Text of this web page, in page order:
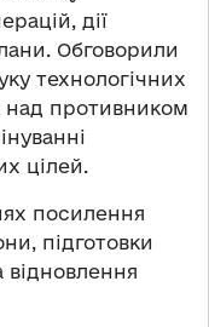
дії
Обговорили
технологічних
над противником
цілей.
посилення
підготовки
відновлення